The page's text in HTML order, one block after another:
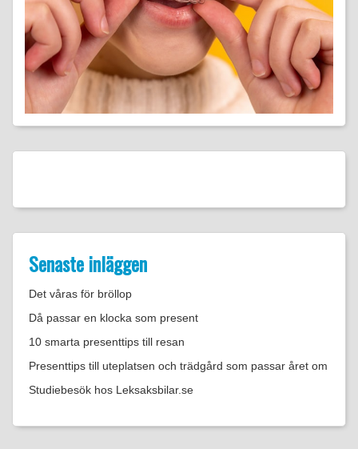
Senaste inläggen
Det våras för bröllop
Då passar en klocka som present
10 smarta presenttips till resan
Presenttips till uteplatsen och trädgård som passar året om
Studiebesök hos Leksaksbilar.se